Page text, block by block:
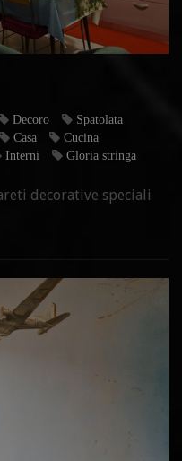
Decoro
Spatolata
Casa
Cucina
Interni
Gloria stringa
decorative speciali